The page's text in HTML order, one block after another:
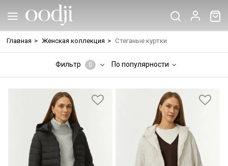
Главная > Женская коллекция > Стеганые куртки
Фильтр 0 По популярности